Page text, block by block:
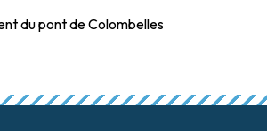
du pont de Colombelles